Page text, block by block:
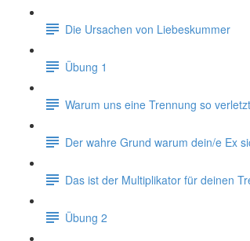
Die Ursachen von Liebeskummer
Übung 1
Warum uns eine Trennung so
Der wahre Grund warum dein/e Ex
Das ist der Multiplikator für deinen
Übung 2